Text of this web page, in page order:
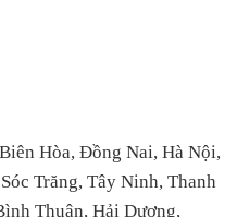
Hòa, Đồng Nai, Hà Nội,
Trăng, Tây Ninh, Thanh
Thuận, Hải Dương,